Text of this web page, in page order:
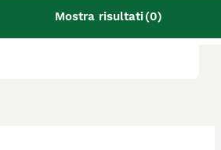
Mostra risultati(0)
i difetti di un